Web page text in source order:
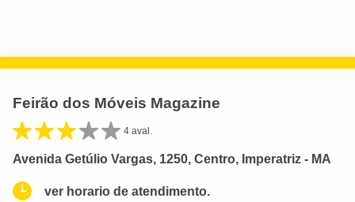
Feirão dos Móveis Magazine
4 aval.
Avenida Getúlio Vargas, 1250, Centro, Imperatriz - MA
ver horario de atendimento.